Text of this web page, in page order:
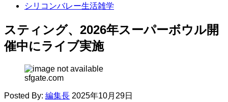
シリコンバレー生活雑学
スティング、2026年スーパーボウル開
催中にライブ実施
sfgate.com
Posted By: 編集長 2025年10月29日